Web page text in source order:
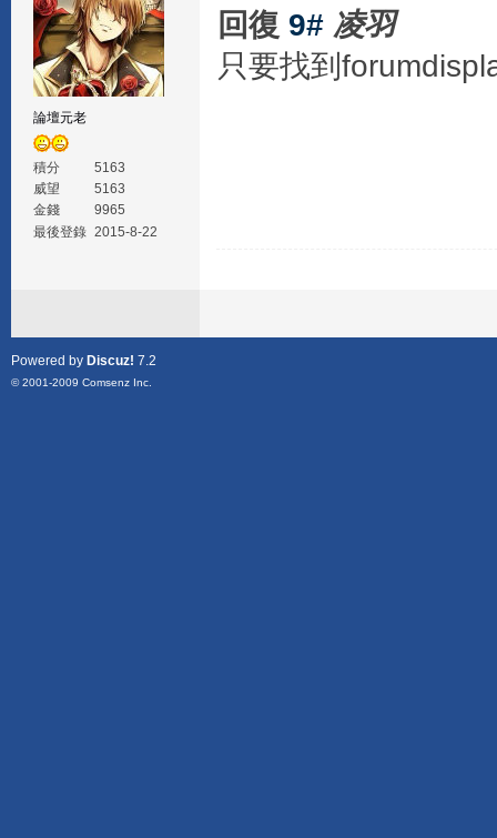
論壇元老
積分
5163
威望
5163
金錢
9965
最後登錄 2015-8-22
回復 9# 凌羽
只要找到
Powered by Discuz! 7.2
© 2001-2009 Comsenz Inc.